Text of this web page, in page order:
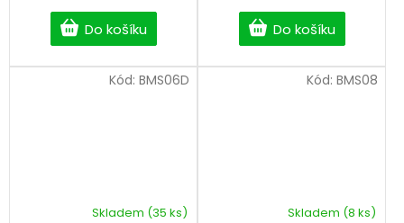
Do košíku Do košíku
Skladem (35 ks)
Kód: BMS06D
Skladem (8 ks)
Kód: BMS08